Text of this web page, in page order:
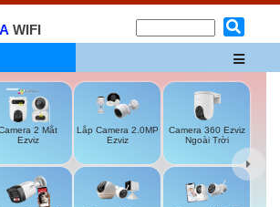
WIFI
2 Mắt
Ezviz
Lắp Camera 2.0MP
Ezviz
Camera 360 Ezviz
Ngoài Trời